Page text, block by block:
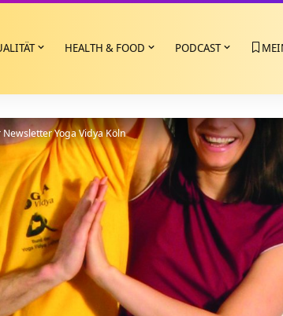
HEALTH & FOOD PODCAST
Yoga Vidya Köln